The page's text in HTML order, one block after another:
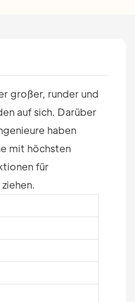
großer, runder und
auf sich. Darüber
haben
mit höchsten
für